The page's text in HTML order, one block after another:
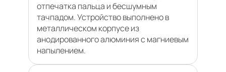
отпечатка пальца и бесшумным
тачпадом. Устройство выполнено в
металлическом корпусе из
анодированного алюминия с магниевым
напылением.